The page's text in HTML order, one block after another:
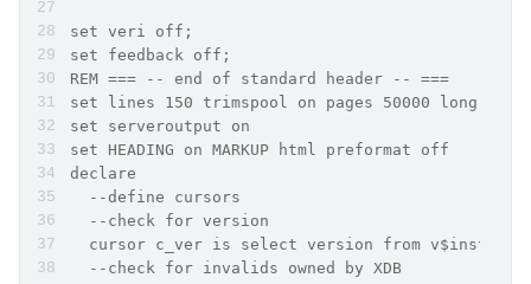
set veri off;
set feedback off;
REM === -- end of standard header -- ===
set lines 150 trimspool on pages 50000 long
set serveroutput on
set HEADING on MARKUP html preformat off
declare
  --define cursors
  --check for version
cursor c_ver is select version from
  --check for invalids owned by XDB